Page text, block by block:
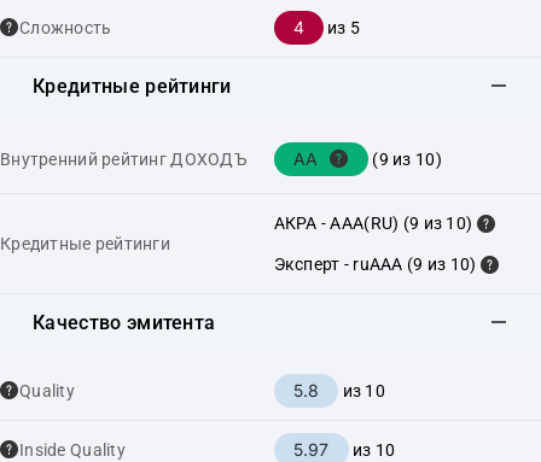
Сложность 4 из 5
Кредитные рейтинги
Внутренний рейтинг ДОХОДЪ AA (9 из 10)
Кредитные рейтинги
АКРА - AAA(RU) (9 из 10)
Эксперт - ruAAA (9 из 10)
Качество эмитента
Quality 5.8 из 10
Inside Quality 5.97 из 10